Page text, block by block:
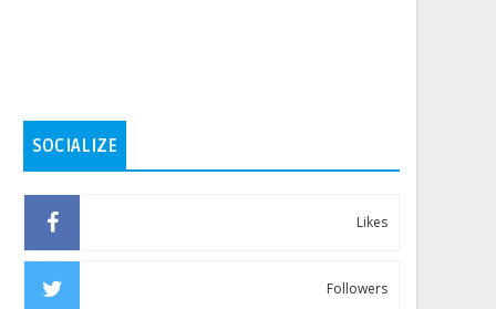
SOCIALIZE
Likes
Followers